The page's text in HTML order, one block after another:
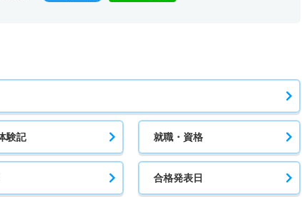
験記 就職・資格
合格発表日